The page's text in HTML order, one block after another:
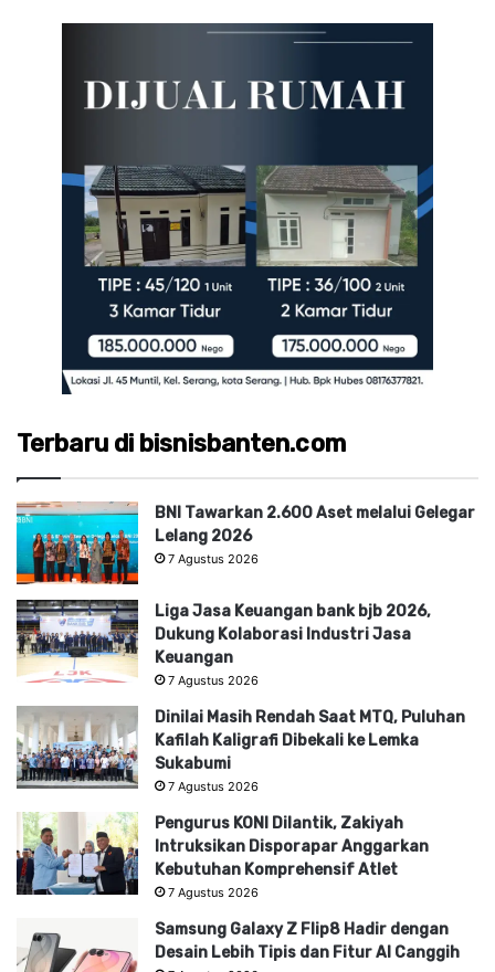
Terbaru di bisnisbanten.com
BNI Tawarkan 2.600 Aset melalui Gelegar
Lelang 2026
7 Agustus 2026
Liga Jasa Keuangan bank bjb 2026,
Dukung Kolaborasi Industri Jasa
Keuangan
7 Agustus 2026
Dinilai Masih Rendah Saat MTQ, Puluhan
Kafilah Kaligrafi Dibekali ke Lemka
Sukabumi
7 Agustus 2026
Pengurus KONI Dilantik, Zakiyah
Intruksikan Disporapar Anggarkan
Kebutuhan Komprehensif Atlet
7 Agustus 2026
Samsung Galaxy Z Flip8 Hadir dengan
Desain Lebih Tipis dan Fitur AI Canggih